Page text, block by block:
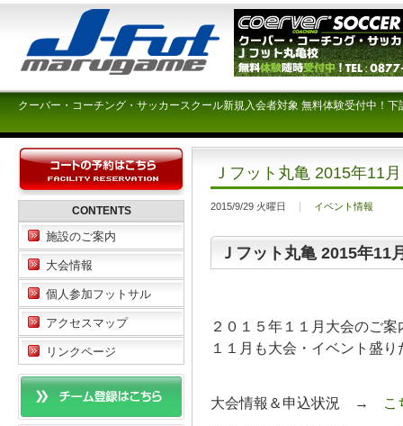
クーバー・コーチング・サッカースクール新規入会者対象 無料体験受付中！
Ｊフット丸亀 2015年
2015/9/29 火曜日 イベント情報
Ｊフット丸亀 2015年11
２０１５年１１月大会のご案
１１月も大会・イベント盛
大会情報＆申込状況 → こ
CONTENTS
施設のご案内
大会情報
個人参加フットサル
アクセスマップ
リンクページ